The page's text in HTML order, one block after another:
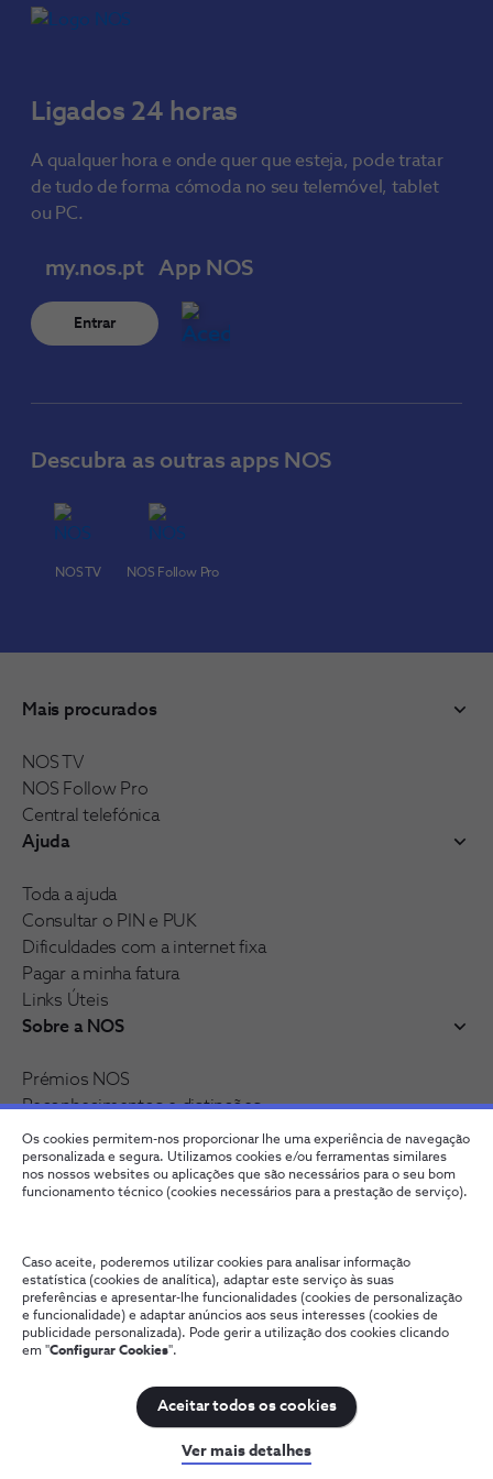
Os cookies permitem-nos proporcionar lhe uma experiência de navegação
personalizada e segura. Utilizamos cookies e/ou ferramentas similares
nos nossos websites ou aplicações que são necessários para o seu bom
funcionamento técnico (cookies necessários para a prestação de serviço).
Caso aceite, poderemos utilizar cookies para analisar informação
estatística (cookies de analítica), adaptar este serviço às suas
preferências e apresentar-lhe funcionalidades (cookies de personalização
e funcionalidade) e adaptar anúncios aos seus interesses (cookies de
publicidade personalizada). Pode gerir a utilização dos cookies clicando
em "Configurar Cookies".
Aceitar todos os cookies
Ver mais detalhes
Ligados 24 horas
A qualquer hora e onde quer que esteja, pode tratar
de tudo de forma cómoda no seu telemóvel, tablet
ou PC.
my.nos.pt
Entrar
App NOS
Descubra as outras apps NOS
NOS TV NOS Follow Pro
Mais procurados
NOS TV
NOS Follow Pro
Central telefónica
Ajuda
Toda a ajuda
Consultar o PIN e PUK
Dificuldades com a internet fixa
Pagar a minha fatura
Links Úteis
Sobre a NOS
Prémios NOS
Reconhecimentos e distinções
Recrutamento
Junte-se à nossa rede
Qualidade de ServiçoWholesaleTermos e Condições